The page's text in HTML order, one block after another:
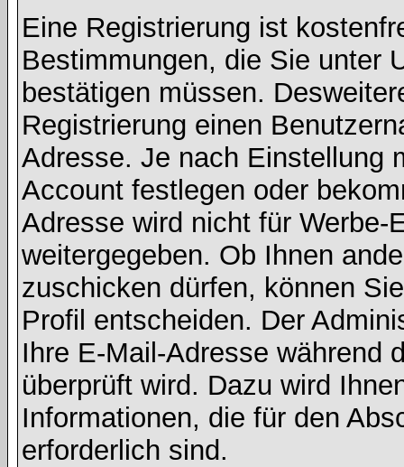
Eine Registrierung ist
Bestimmungen, die Sie unter
bestätigen müssen.
Registrierung einen
Adresse. Je nach Einstellung
Account festlegen oder
Adresse wird nicht für
weitergegeben. Ob Ihnen
zuschicken dürfen, können
Profil entscheiden. Der
Ihre E-Mail-Adresse während
überprüft wird. Dazu wird
Informationen, die für den
erforderlich sind.